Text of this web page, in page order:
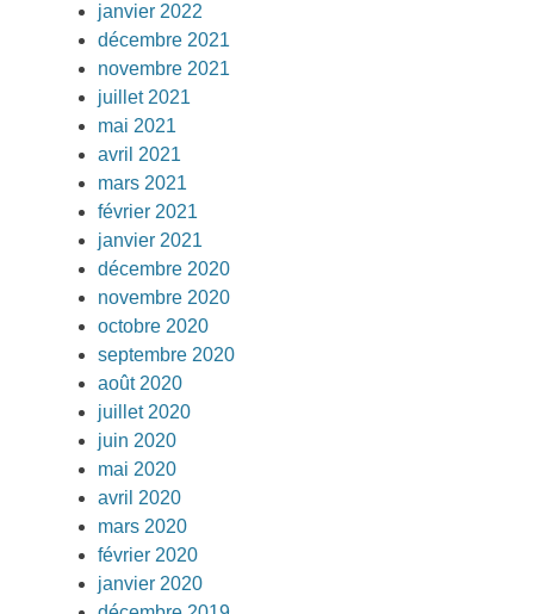
janvier 2022
décembre 2021
novembre 2021
juillet 2021
mai 2021
avril 2021
mars 2021
février 2021
janvier 2021
décembre 2020
novembre 2020
octobre 2020
septembre 2020
août 2020
juillet 2020
juin 2020
mai 2020
avril 2020
mars 2020
février 2020
janvier 2020